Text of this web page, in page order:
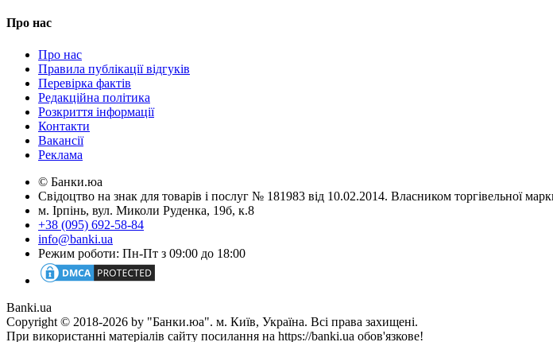
Про нас
Про нас
Правила публікації відгуків
Перевірка фактів
Редакційна політика
Розкриття інформації
Контакти
Вакансії
Реклама
© Банки.юа
Свідоцтво на знак для товарів і послуг № 181983 від 10.02.2014. Власником торгівельної
м. Ірпінь, вул. Миколи Руденка, 19б, к.8
+38 (095) 692-58-84
info@banki.ua
Режим роботи: Пн-Пт з 09:00 до 18:00
Banki.ua
Copyright © 2018-2026 by "Банки.юа". м. Київ, Україна. Всі права захищені.
При використанні матеріалів сайту посилання на https://banki.ua обов'язкове!